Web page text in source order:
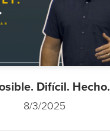
Difícil. Hecho.
8/3/2025